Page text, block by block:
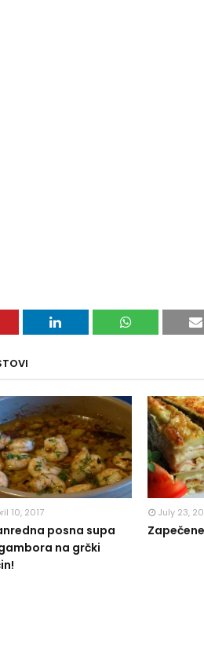
10, 2017
posna supa
na grčki
July 23,